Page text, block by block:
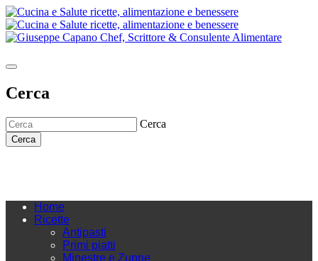
Cerca
Cerca
Cerca
Home
Ricette
Antipasti
Primi piatti
Minestre e Zuppe